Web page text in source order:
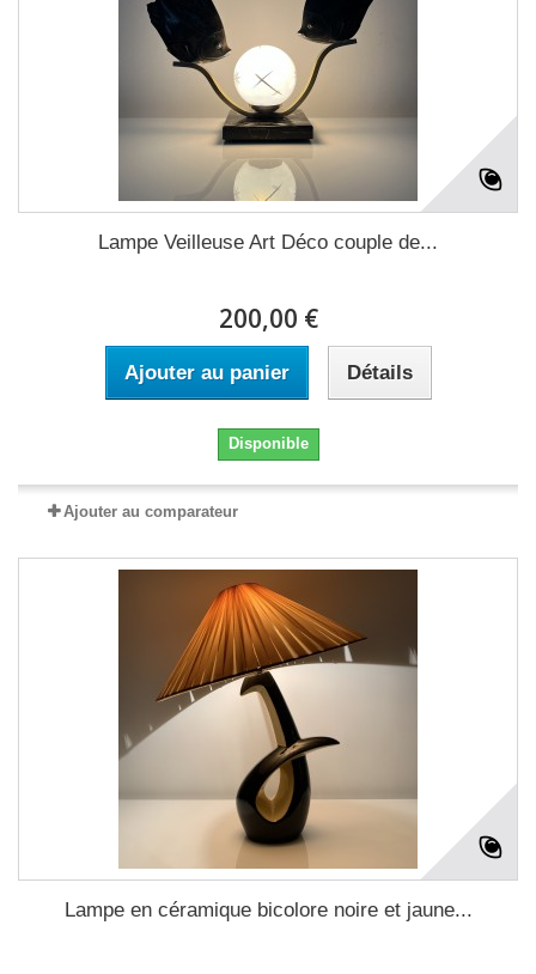
Lampe Veilleuse Art Déco couple de...
200,00 €
Ajouter au panier Détails
Disponible
Ajouter au comparateur
Lampe en céramique bicolore noire et jaune...